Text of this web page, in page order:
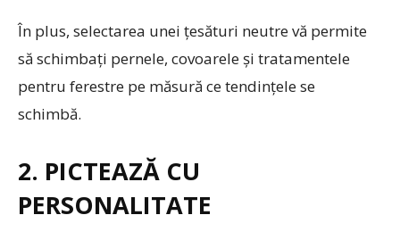
În plus, selectarea unei țesături neutre vă permite
să schimbați pernele, covoarele și tratamentele
pentru ferestre pe măsură ce tendințele se
schimbă.
2. PICTEAZĂ CU
PERSONALITATE